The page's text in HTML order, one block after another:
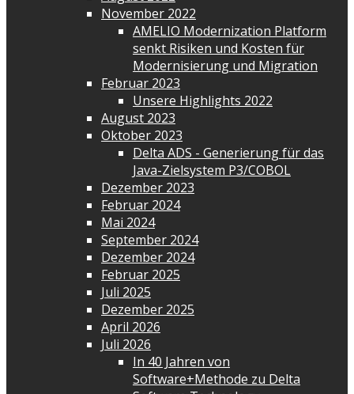
November 2022
AMELIO Modernization Platform
senkt Risiken und Kosten für
Modernisierung und Migration
Februar 2023
Unsere Highlights 2022
August 2023
Oktober 2023
Delta ADS - Generierung für das
Java-Zielsystem P3/COBOL
Dezember 2023
Februar 2024
Mai 2024
September 2024
Dezember 2024
Februar 2025
Juli 2025
Dezember 2025
April 2026
Juli 2026
In 40 Jahren von
Software+Methode zu Delta